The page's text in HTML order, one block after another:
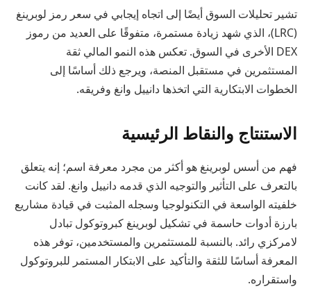
تشير تحليلات السوق أيضًا إلى اتجاه إيجابي في سعر رمز لوبرينغ
(LRC)، الذي شهد زيادة مستمرة، متفوقًا على العديد من رموز
DEX الأخرى في السوق. تعكس هذه النمو المالي ثقة
المستثمرين في مستقبل المنصة، ويرجع ذلك أساسًا إلى
الخطوات الابتكارية التي اتخذها دانييل وانغ وفريقه.
الاستنتاج والنقاط الرئيسية
فهم من أسس لوبرينغ هو أكثر من مجرد معرفة اسم؛ إنه يتعلق
بالتعرف على التأثير والتوجيه الذي قدمه دانييل وانغ. لقد كانت
خلفيته الواسعة في التكنولوجيا وسجله المثبت في قيادة مشاريع
بارزة أدوات حاسمة في تشكيل لوبرينغ كبروتوكول تبادل
لامركزي رائد. بالنسبة للمستثمرين والمستخدمين، توفر هذه
المعرفة أساسًا للثقة والتأكيد على الابتكار المستمر للبروتوكول
واستقراره.